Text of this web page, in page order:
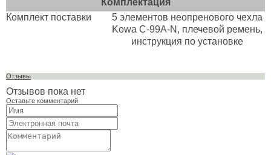
Комплект поставки
5 элементов неопренового чехла
Kowa C-99A-N, плечевой ремень,
инструкция по установке
Отзывы
Отзывов пока нет
Оставьте комментарий